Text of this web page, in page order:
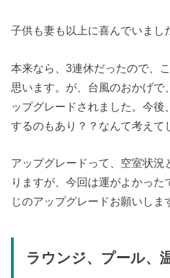
子供も妻も以上に喜んでいまし
本来なら、3連休だったので、
思います。が、台風のおかげで
ップグレードされました。今後
するのもあり？？なんて考えて
アップグレードって、空室状況
りますが、今回は運がよかっ
じのアップグレードお願いしま
ラウンジ、プール、